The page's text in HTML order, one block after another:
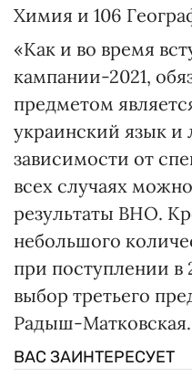
Химия и 106
«Как и во время
кампании-2021,
предметом
украинский язык и
зависимости от
всех случаях
результаты ВНО.
небольшого
при поступлении в
выбор третьего
Радыш-Матковская.
ВАС ЗАИНТЕРЕСУЕТ